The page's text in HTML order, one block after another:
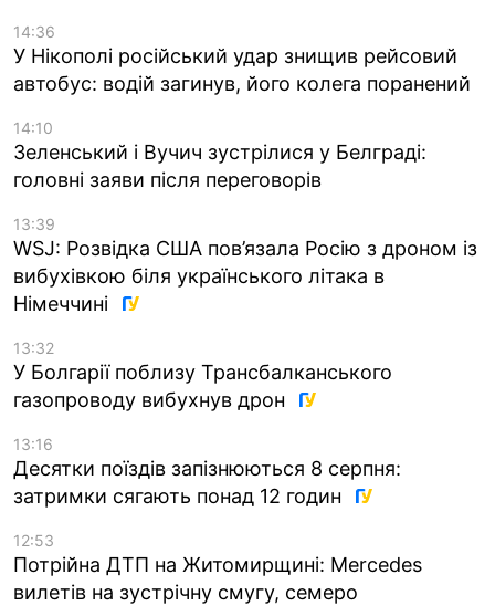
14:36
У Нікополі російський удар знищив рейсовий
автобус: водій загинув, його колега поранений
14:10
Зеленський і Вучич зустрілися у Белграді:
головні заяви після переговорів
13:39
WSJ: Розвідка США пов’язала Росію з дроном із
вибухівкою біля українського літака в
Німеччині
13:32
У Болгарії поблизу Трансбалканського
газопроводу вибухнув дрон
13:16
Десятки поїздів запізнюються 8 серпня:
затримки сягають понад 12 годин
12:53
Потрійна ДТП на Житомирщині: Mercedes
вилетів на зустрічну смугу, семеро